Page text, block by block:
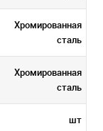
Хромированная
сталь
Хромированная
сталь
шт